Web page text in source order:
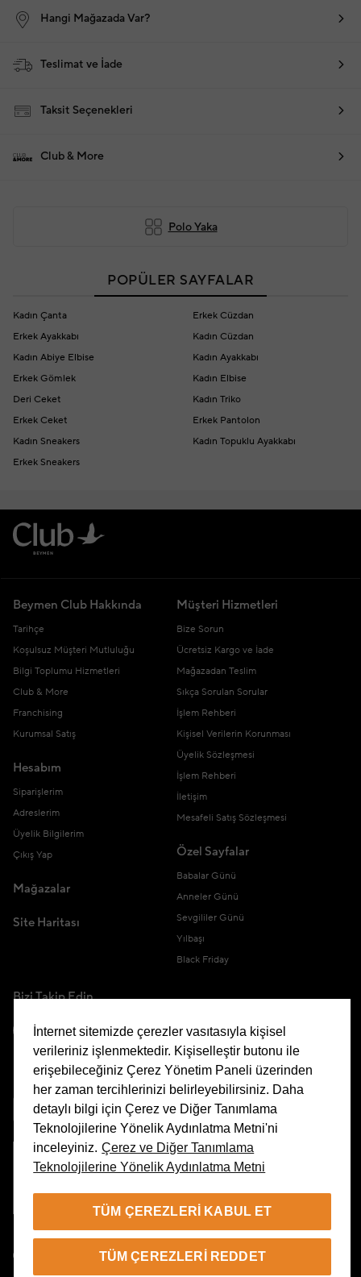
Hangi Mağazada Var?
Teslimat ve İade
Taksit Seçenekleri
Club & More
Polo Yaka
POPÜLER SAYFALAR
Kadın Çanta
Erkek Cüzdan
Erkek Ayakkabı
Kadın Cüzdan
Kadın Abiye Elbise
Kadın Ayakkabı
Erkek Gömlek
Kadın Elbise
Deri Ceket
Kadın Triko
Erkek Ceket
Erkek Pantolon
Kadın Sneakers
Kadın Topuklu Ayakkabı
Erkek Sneakers
Beymen Club Hakkında
Tarihçe
Koşulsuz Müşteri Mutluluğu
Bilgi Toplumu Hizmetleri
Club & More
Franchising
Kurumsal Satış
Hesabım
Siparişlerim
Adreslerim
Üyelik Bilgilerim
Çıkış Yap
Mağazalar
Site Haritası
Müşteri Hizmetleri
Bize Sorun
Ücretsiz Kargo ve İade
Mağazadan Teslim
Sıkça Sorulan Sorular
İşlem Rehberi
Kişisel Verilerin Korunması
Üyelik Sözleşmesi
İşlem Rehberi
İletişim
Mesafeli Satış Sözleşmesi
Özel Sayfalar
Babalar Günü
Anneler Günü
Sevgililer Günü
Yılbaşı
Black Friday
Bizi Takip Edin
Uygulamamızı İndirin
İnternet sitemizde çerezler vasıtasıyla kişisel
verileriniz işlenmektedir. Kişiselleştir butonu ile
erişebileceğiniz Çerez Yönetim Paneli üzerinden
her zaman tercihlerinizi belirleyebilirsiniz. Daha
detaylı bilgi için Çerez ve Diğer Tanımlama
Teknolojilerine Yönelik Aydınlatma Metni'ni
inceleyiniz. Çerez ve Diğer Tanımlama
Teknolojilerine Yönelik Aydınlatma Metni
TÜM ÇEREZLERI KABUL ET
TÜM ÇEREZLERI REDDET